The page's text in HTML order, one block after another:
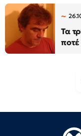
Τα